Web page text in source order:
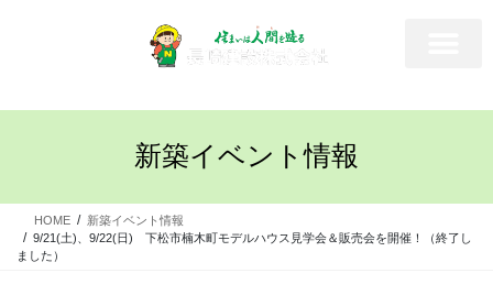
新築イベント情報
HOME
新築イベント情報
9/21(土)、9/22(日) 下松市楠木町モデルハウス見学会＆販売会を開催！（終了し
ました）